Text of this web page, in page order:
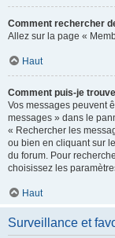
Comment rechercher
Allez sur la page «
Haut
Comment puis-je
Vos messages peuvent
messages » dans le
« Rechercher les
ou bien en cliquant sur
du forum. Pour
choisissez les
Haut
Surveillance et